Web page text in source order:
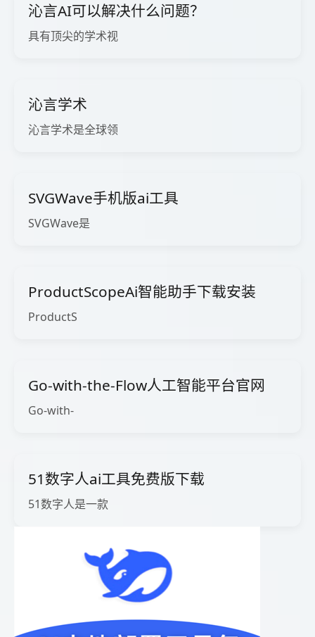
沁言AI可以解决什么问题？
具有顶尖的学术视
沁言学术
沁言学术是全球领
SVGWave手机版ai工具
SVGWave是
ProductScopeAi智能助手下载安装
ProductS
Go-with-the-Flow人工智能平台官网
Go-with-
51数字人ai工具免费版下载
51数字人是一款